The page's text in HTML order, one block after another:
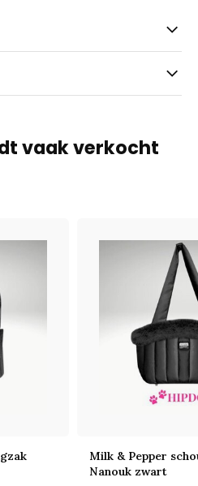
vaak verkocht
Milk & Pepper
Nanouk zwart